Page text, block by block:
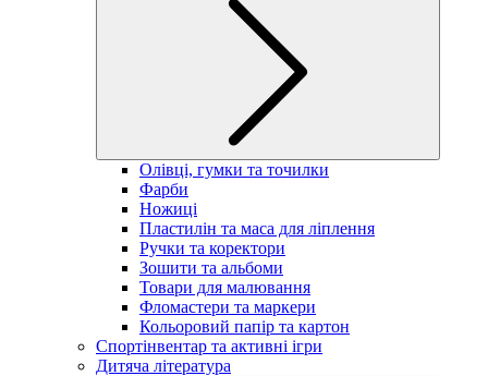
Олівці, гумки та точилки
Фарби
Ножиці
Пластилін та маса для ліплення
Ручки та коректори
Зошити та альбоми
Товари для малювання
Фломастери та маркери
Кольоровий папір та картон
Спортінвентар та активні ігри
Дитяча література